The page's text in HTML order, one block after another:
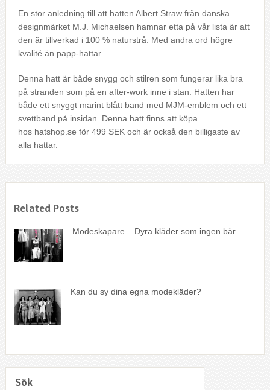
En stor anledning till att hatten Albert Straw från danska
designmärket M.J. Michaelsen hamnar etta på vår lista är att
den är tillverkad i 100 % naturstrå. Med andra ord högre
kvalité än papp-hattar.
Denna hatt är både snygg och stilren som fungerar lika bra
på stranden som på en after-work inne i stan. Hatten har
både ett snyggt marint blått band med MJM-emblem och ett
svettband på insidan. Denna hatt finns att köpa
hos hatshop.se för 499 SEK och är också den billigaste av
alla hattar.
Related Posts
Modeskapare – Dyra kläder som ingen bär
Kan du sy dina egna modekläder?
Sök